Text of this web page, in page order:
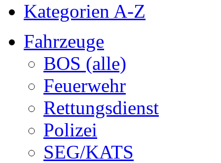
Kategorien A-Z
Fahrzeuge
BOS (alle)
Feuerwehr
Rettungsdienst
Polizei
SEG/KATS